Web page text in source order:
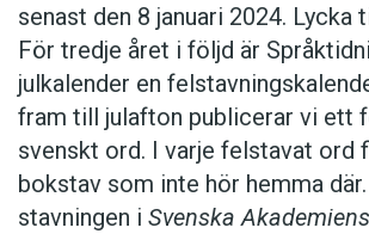
senast den 8 januari 2024. Lycka
För tredje året i följd är
julkalender en
fram till julafton publicerar vi ett
svenskt ord. I varje felstavat ord
bokstav som inte hör hemma
stavningen i Svenska